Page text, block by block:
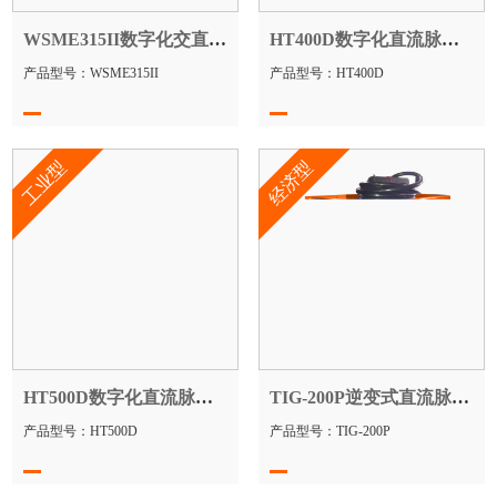
WSME315II数字化交直流波脉冲氩弧焊机
产品型号：WSME315II
HT400D数字化直流脉冲氩弧焊机
产品型号：HT400D
HT500D数字化直流脉冲氩弧焊机
产品型号：HT500D
工业型
TIG-200P逆变式直流脉冲氩弧焊机
产品型号：TIG-200P
经济型